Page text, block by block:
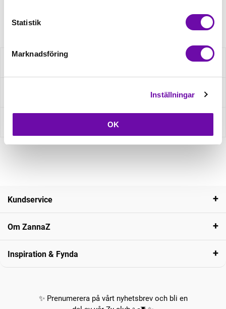
Statistik
Marknadsföring
Inställningar
OK
Kundservice
Om ZannaZ
Inspiration & Fynda
✨ Prenumerera på vårt nyhetsbrev och bli en